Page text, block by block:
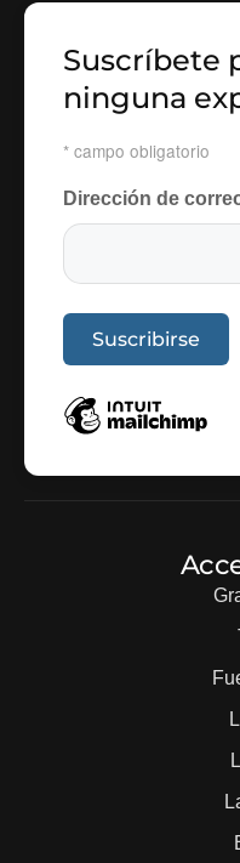
Suscríbete
ninguna
* campo obligatorio
Dirección de